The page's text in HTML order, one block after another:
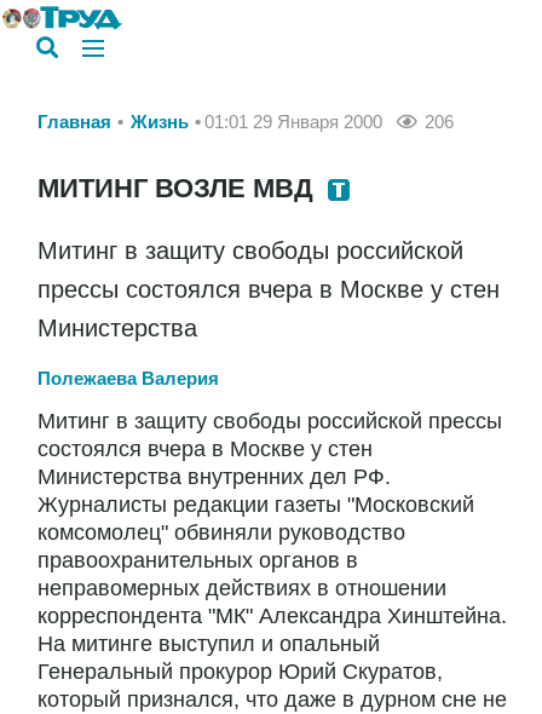
Главная Жизнь 01:01 29 Января 2000 206
МИТИНГ ВОЗЛЕ МВД
Митинг в защиту свободы российской
прессы состоялся вчера в Москве у стен
Министерства
Полежаева Валерия
Митинг в защиту свободы российской прессы
состоялся вчера в Москве у стен
Министерства внутренних дел РФ.
Журналисты редакции газеты "Московский
комсомолец" обвиняли руководство
правоохранительных органов в
неправомерных действиях в отношении
корреспондента "МК" Александра Хинштейна.
На митинге выступил и опальный
Генеральный прокурор Юрий Скуратов,
который признался, что даже в дурном сне не